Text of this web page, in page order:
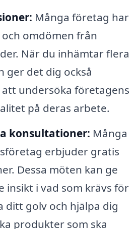
Många företag har
omdömen från
När du inhämtar flera
ger det dig också
undersöka företagens
på deras arbete.
konsultationer: Många
erbjuder gratis
Dessa möten kan ge
insikt i vad som krävs för
ditt golv och hjälpa dig
produkter som ska